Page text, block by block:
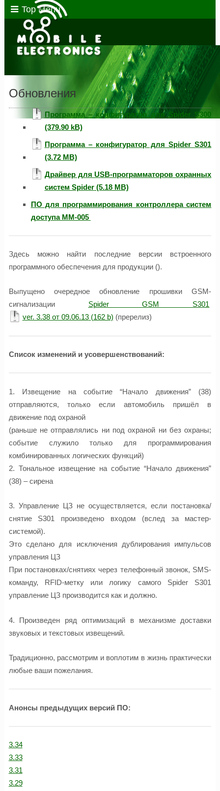
Top Menu
Обновления
Программа – конфигуратор для Spider S300
Программа – конфигуратор для Spider S301
Драйвер для USB-программаторов охранных
систем Spider
ПО для программирования контроллера систем
доступа MM-005
Здесь можно найти последние версии встроенного
программного обеспечения для продукции ().
Выпущено очередное обновление прошивки GSM-
сигнализации Spider GSM S301
ver. 3.38 от 09.06.13
(пререлиз)
Cписок изменений и усовершенствований:
1. Извещение на событие “Начало движения” (38)
отправляются, только если автомобиль пришёл в
движение под охраной
(раньше не отправлялись ни под охраной ни без охраны;
событие служило только для программирования
комбинированных логических функций)
2. Тональное извещение на событие “Начало движения”
(38) – сирена
3. Управление ЦЗ не осуществляется, если постановка/
снятие S301 произведено входом (вслед за мастер-
системой).
Это сделано для исключения дублирования импульсов
управления ЦЗ
При постановках/снятиях через телефонный звонок, SMS-
команду, RFID-метку или логику самого Spider S301
управление ЦЗ производится как и должно.
4. Произведен ряд оптимизаций в механизме доставки
звуковых и текстовых извещений.
Традиционно, рассмотрим и воплотим в жизнь практически
любые ваши пожелания.
Анонсы предыдущих версий ПО:
3.34
3.33
3.31
3.29